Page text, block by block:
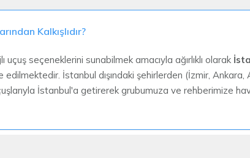
Kalkışlıdır?
seçeneklerini sunabilmek amacıyla ağırlıklı olarak
edilmektedir. İstanbul dışındaki şehirlerden (İzmir,
İstanbul'a getirerek grubumuza ve rehberimize